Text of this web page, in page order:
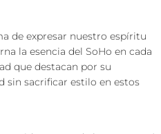
de expresar nuestro espíritu
la esencia del SoHo en cada
que destacan por su
sin sacrificar estilo en estos